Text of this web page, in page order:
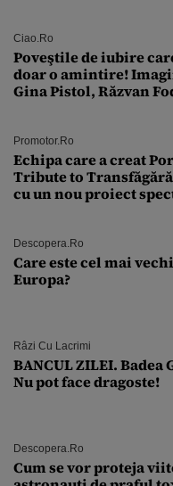
Ciao.ro
Poveştile de iubire
doar o amintire!
Gina Pistol, Răzvan
Promotor.ro
Echipa care a creat
Tribute to
cu un nou proiect
Descopera.ro
Care este cel mai
Europa?
Râzi Cu Lacrimi
BANCUL ZILEI. Badea
Nu pot face dragoste!
Descopera.ro
Cum se vor proteja